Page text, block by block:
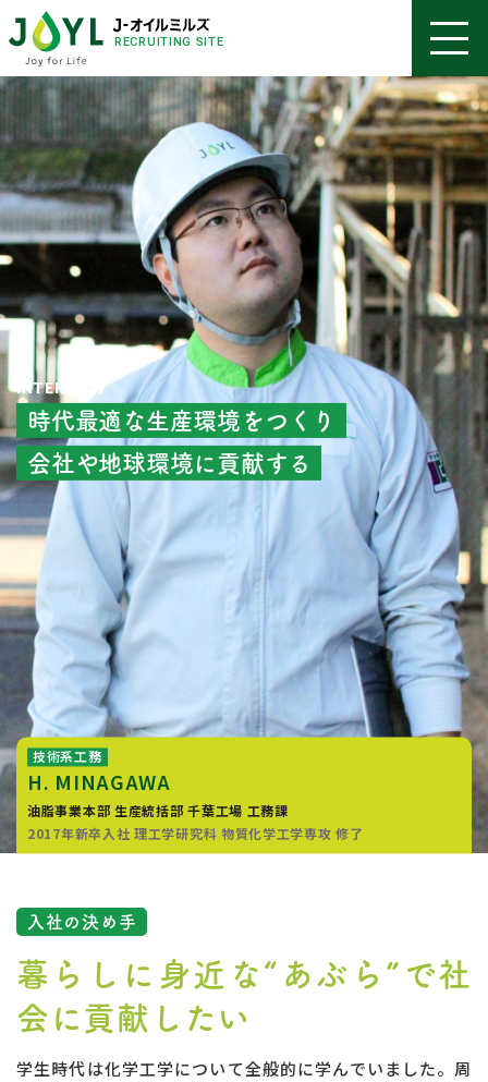
RECRUITING SITE
INTERVIEW
時代最適な生産環境をつくり
会社や地球環境に貢献する
技術系工務
H. MINAGAWA
油脂事業本部 生産統括部千葉工場 工務課
2017年新卒入社 理工学研究科 物質化学工学専攻 修了
入社の決め手
暮らしに身近な“あぶら”で社
会に貢献したい
学生時代は化学工学について全般的に学んでいました。周